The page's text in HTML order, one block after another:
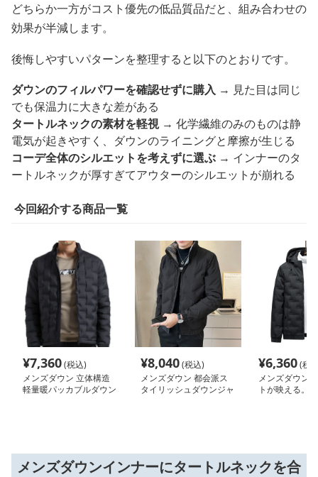
どちらか一方がコスト優先の低品質品だと、組み合わせの
効果が半減します。
後悔しやすいパターンを整理すると以下のとおりです。
ダウンのフィルパワーを確認せずに購入 → 見た目は同じ
でも保温力に大きな差がある
タートルネックの素材を軽視→ 化学繊維のみのものは静
電気が起きやすく、ダウンのライニングと摩擦が生じる
コーデ全体のシルエットを考えずに選ぶ → インナーのタ
ートルネックが厚すぎてアウターのシルエットが崩れる
今回紹介する商品一覧
¥7,360(税込)
メンズダウン 立体構造
軽量暖パッカブルダウン
¥8,040(税込)
メンズダウン 都会派ス
タイリッシュダウンジャ
¥6,360(税
メンズダウン
トが映える。
メンズダウンインナーにタートルネックを合